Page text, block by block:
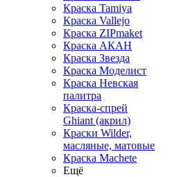
Краска Tamiya
Краска Vallejo
Краска ZIPmaket
Краска АКАН
Краска Звезда
Краска Моделист
Краска Невская
палитра
Краска-спрей
Ghiant (акрил)
Краски Wilder,
масляные, матовые
Краска Machete
Ещё